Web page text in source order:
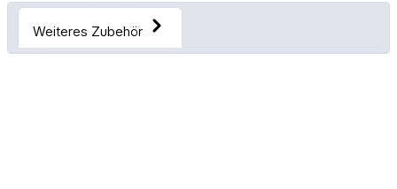
Weiteres Zubehör